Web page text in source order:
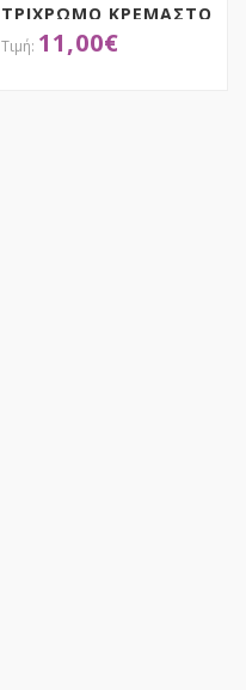
ΤΡΙΧΡΩΜΟ ΚΡΕΜΑΣΤΟ
ΚΑΛΑΘΙ ΓΙΑ ΦΥΤΕΜΑ
11,00€